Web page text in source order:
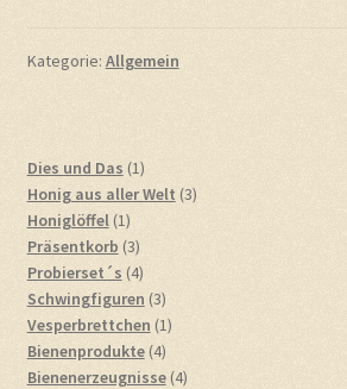
Kategorie: Allgemein
Dies und Das 11
Produkt
Honig aus aller Welt 33
Honiglöffel 11
Produkt
Präsentkorb 33
Produkte
Probierset´s 44
Produkte
Schwingfiguren 33
Produkte
Vesperbrettchen 11
Bienenprodukte 44
Produkte
Bienenerzeugnisse 44